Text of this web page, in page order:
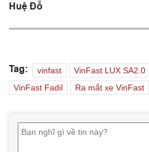
Huệ Đỗ
Tag: vinfast VinFast LUX SA2.0
VinFast Fadil
Ra mắt xe VinFast